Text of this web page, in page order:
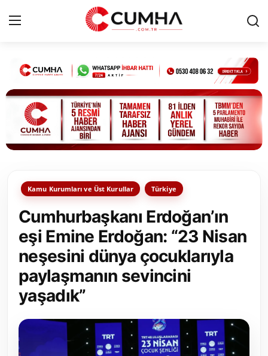
Kurumsal
Cumhurbaşkanlığı
Bakanlıklar
Siyasi Partiler
Yerel Yönetimler
Mülki İdare
Toplum ve Yaşam
Kamu Kurumları ve Üst Kurullar
Kamu Kurumları ve Üst Kurullar Türkiye
Cumhurbaşkanı Erdoğan’ın
eşi Emine Erdoğan: “23 Nisan
neşesini dünya çocuklarıyla
paylaşmanın sevincini
yaşadık”